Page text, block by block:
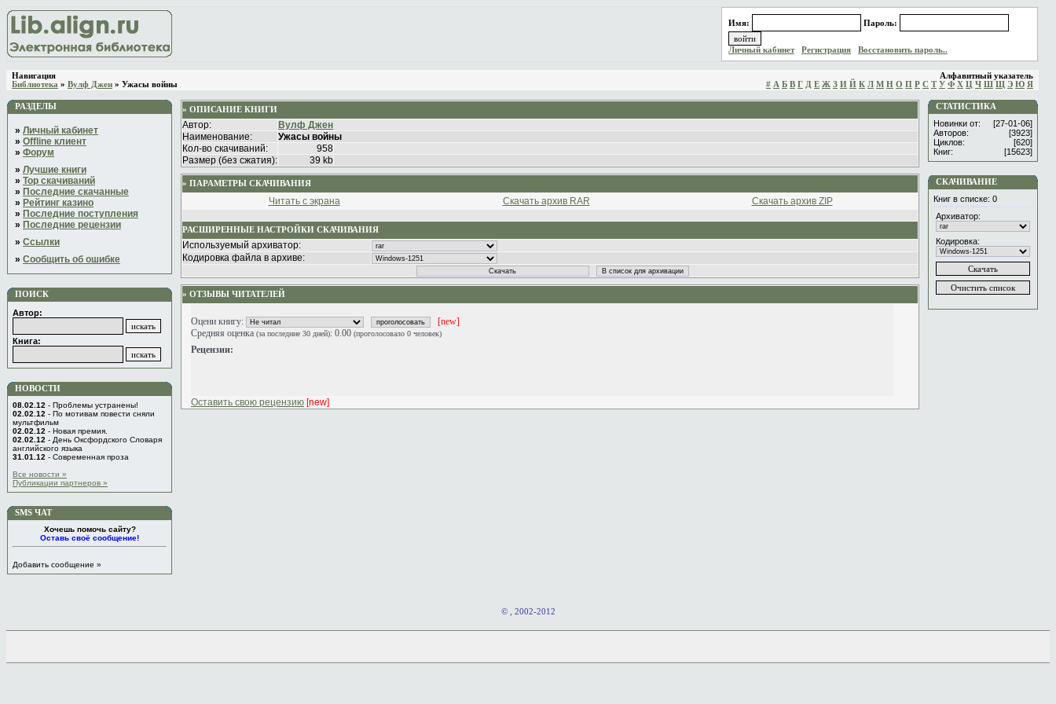
Имя: Пароль:
Личный кабинет Регистрация Восстановить пароль..
Навигация
Библиотека » Вулф Джен » Ужасы войны
Алфавитный указатель
# А Б В Г Д Е Ж З И Й К Л М Н О П Р С Т У Ф Х Ц Ч Ш Щ Э Ю Я
РАЗДЕЛЫ
» Личный кабинет
» Offline клиент
» Форум
» Лучшие книги
» Top скачиваний
» Последние скачанные
» Рейтинг казино
» Последние поступления
» Последние рецензии
» Ссылки
» Сообщить об ошибке
ПОИСК
Автор:
Книга:
НОВОСТИ
08.02.12 - Проблемы устранены!
02.02.12 - По мотивам повести сняли
мультфильм
02.02.12 - Новая премия.
02.02.12 - День Оксфордского Словаря
английского языка
31.01.12 - Современная проза
Все новости »
Публикации партнеров »
SMS ЧАТ
Хочешь помочь сайту?
Оставь своё сообщение!
Добавить сообщение »
» ОПИСАНИЕ КНИГИ
Автор:
Вулф Джен
Наименование:
Ужасы войны
Кол-во скачиваний:
958
Размер (без сжатия):
39 kb
» ПАРАМЕТРЫ СКАЧИВАНИЯ
Читать с экрана Скачать архив RAR Скачать архив ZIP
РАСШИРЕННЫЕ НАСТРОЙКИ СКАЧИВАНИЯ
Используемый архиватор:
Кодировка файла в архиве:
» ОТЗЫВЫ ЧИТАТЕЛЕЙ
Оцени книгу:
[new]
Средняя оценка (за последние 30 дней): 0.00 (проголосовало 0 человек)
Рецензии:
Оставить свою рецензию [new]
СТАТИСТИКА
Новинки от:
[27-01-06]
Авторов:
[3923]
Циклов:
[620]
Книг:
[15623]
СКАЧИВАНИЕ
Книг в списке: 0
Архиватор:
Кодировка:
© , 2002-2012